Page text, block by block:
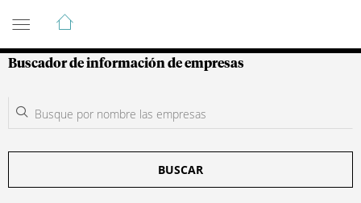
Guía de Empresas Colombianas
Buscador de información de empresas
BUSCAR